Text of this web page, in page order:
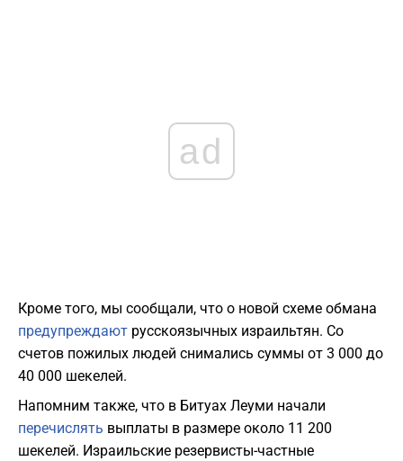
ad
Кроме того, мы сообщали, что о новой схеме обмана
предупреждают русскоязычных израильтян. Со
счетов пожилых людей снимались суммы от 3 000 до
40 000 шекелей.
Напомним также, что в Битуах Леуми начали
перечислять выплаты в размере около 11 200
шекелей. Израильские резервисты-частные